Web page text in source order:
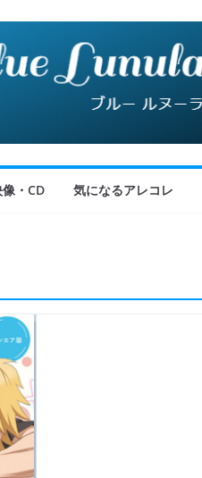
・CD 気になるアレコレ